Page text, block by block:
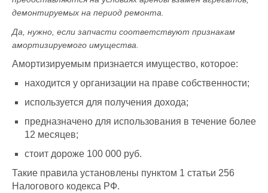
демонтируемых на период ремонта.
Да, нужно, если запчасти соответствуют признакам
амортизируемого имущества.
Амортизируемым признается имущество, которое:
находится у организации на праве собственности;
используется для получения дохода;
предназначено для использования в течение более
12 месяцев;
стоит дороже 100 000 руб.
Такие правила установлены пунктом 1 статьи 256
Налогового кодекса РФ.